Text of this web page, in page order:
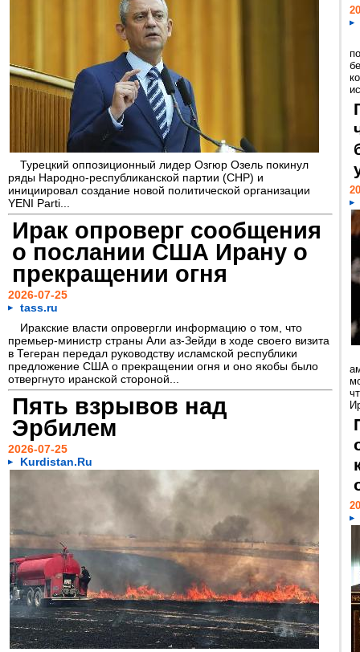
Турецкий оппозиционный лидер Озгюр Озель покинул
ряды Народно-республиканской партии (СНР) и
инициировал создание новой политической организации
YENI Parti...
Ирак опроверг сообщения
о послании США Ирану о
прекращении огня
2026-07-25
tass.ru
Иракские власти опровергли информацию о том, что
премьер-министр страны Али аз-Зейди в ходе своего визита
в Тегеран передал руководству исламской республики
предложение США о прекращении огня и оно якобы было
отвергнуто иранской стороной...
Пять взрывов над
Эрбилем
2026-07-25
Kurdistan.Ru